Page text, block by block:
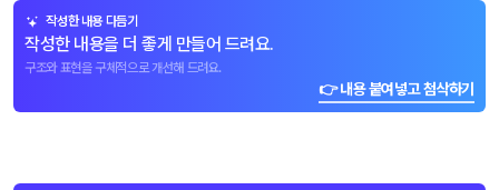
작성한 내용 다듬기
작성한 내용을 더 좋게 만들어 드려요.
구조와 표현을 구체적으로 개선해 드려요.
👉 내용 붙여넣고 첨삭하기